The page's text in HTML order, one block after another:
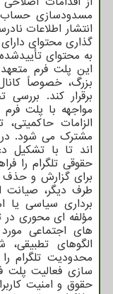
مسدودسازی حساب
انتشار اطلاعات
گذاری محتوای
به محتوای
این پلت فرم
بزرگ، خصوصاً
برقرار کند.
مواجهه با پلت فرم
الزامات
مشترک می شود. در
اند تا با تشکیل
حقوقی تلگرام را
برای گزارش و حذف
طرف دیگر، صیانت
برداری سیاسی یا
مؤلفه ای محوری در
های اجتماعی
الگوهای
محدودیت تلگرام
سازی فعالیت پلت
حقوق و امنیت